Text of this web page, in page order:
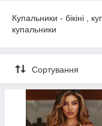
Купальники - бікіні ,
купальники
Сортування